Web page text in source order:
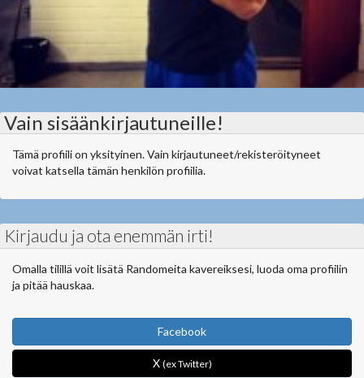
Vain sisäänkirjautuneille!
Tämä profiili on yksityinen. Vain kirjautuneet/rekisteröityneet
voivat katsella tämän henkilön profiilia.
Kirjaudu ja ota enemmän irti!
Omalla tilillä voit lisätä Randomeita kavereiksesi, luoda oma profiilin
ja pitää hauskaa.
Facebook
X (ex Twitter)